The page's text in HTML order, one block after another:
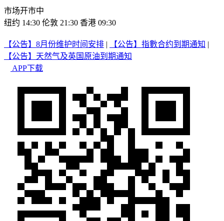
市场开市中
纽约 14:30 伦敦 21:30 香港 09:30
【公告】8月份维护时间安排 | 【公告】指數合约到期通知 |
【公告】天然气及英国原油到期通知
APP下载